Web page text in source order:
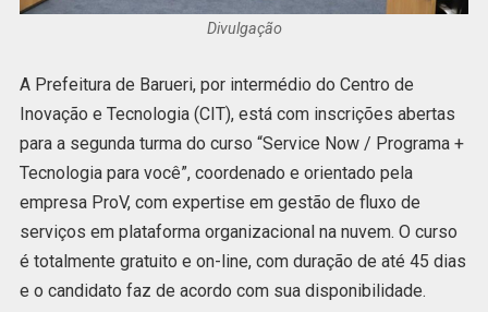
Divulgação
A Prefeitura de Barueri, por intermédio do Centro de
Inovação e Tecnologia (CIT), está com inscrições abertas
para a segunda turma do curso “Service Now / Programa +
Tecnologia para você”, coordenado e orientado pela
empresa ProV, com expertise em gestão de fluxo de
serviços em plataforma organizacional na nuvem. O curso
é totalmente gratuito e on-line, com duração de até 45 dias
e o candidato faz de acordo com sua disponibilidade.